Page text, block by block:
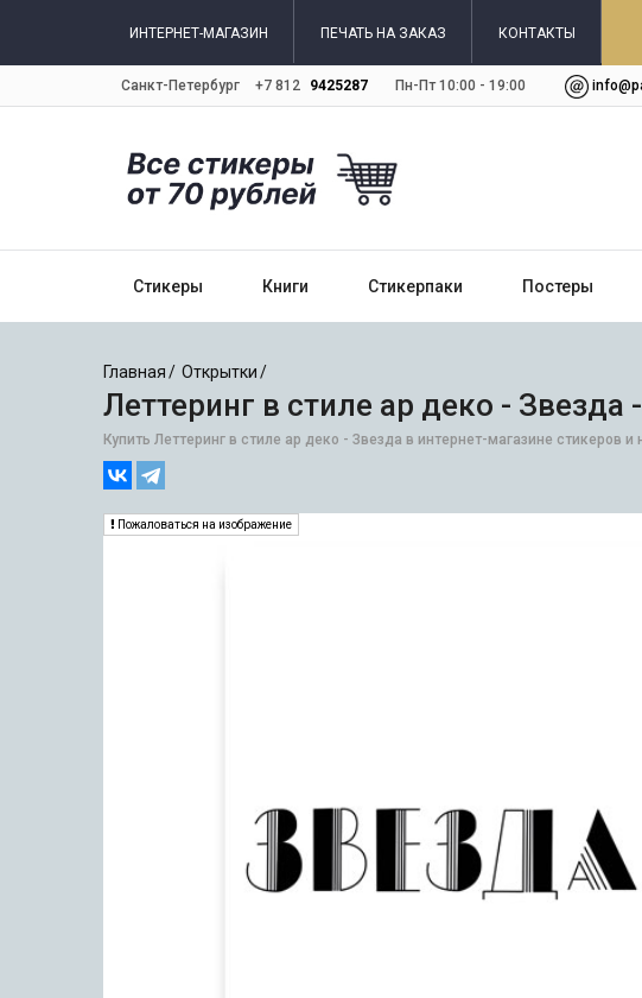
ИНТЕРНЕТ-МАГАЗИН ПЕЧАТЬ НА ЗАКАЗ КОНТАКТЫ
Санкт-Петербург +7 812 9425287 Пн-Пт 10:00 - 19:00
Стикеры Книги Стикерпаки Постеры
Главная Открытки
Леттеринг в стиле ар деко - Звезда
Купить Леттеринг в стиле ар деко - Звезда в интернет-магазине стикеров
Пожаловаться на изображение